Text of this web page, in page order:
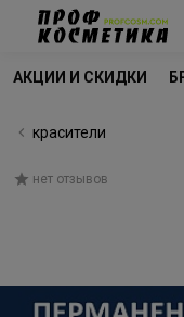
АКЦИИ И СКИДКИ
красители
нет отзывов